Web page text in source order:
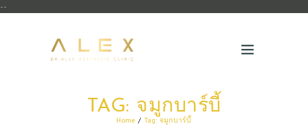
--
TAG: จมูกบาร์บี้
Home Tag: จมูกบาร์บี้